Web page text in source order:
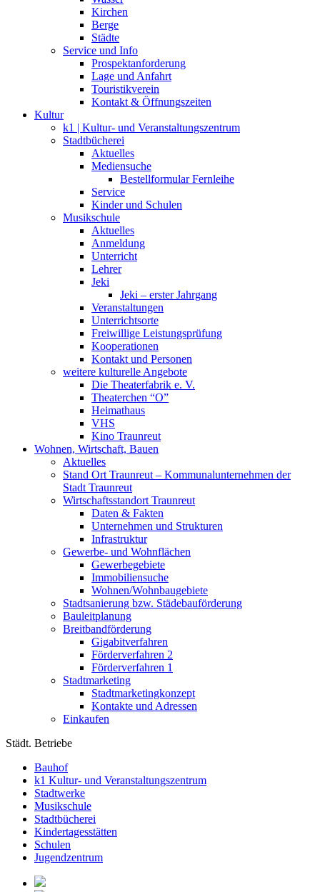
Kirchen
Berge
Städte
Service und Info
Prospektanforderung
Lage und Anfahrt
Touristikverein
Kontakt & Öffnungszeiten
Kultur
k1 | Kultur- und Veranstaltungszentrum
Stadtbücherei
Aktuelles
Mediensuche
Bestellformular Fernleihe
Service
Kinder und Schulen
Musikschule
Aktuelles
Anmeldung
Unterricht
Lehrer
Jeki
Jeki – erster Jahrgang
Veranstaltungen
Unterrichtsorte
Freiwillige Leistungsprüfung
Kooperationen
Kontakt und Personen
weitere kulturelle Angebote
Die Theaterfabrik e. V.
Theaterchen “O”
Heimathaus
VHS
Kino Traunreut
Wohnen, Wirtschaft, Bauen
Aktuelles
Stand Ort Traunreut – Kommunalunternehmen der
Stadt Traunreut
Wirtschaftsstandort Traunreut
Daten & Fakten
Unternehmen und Strukturen
Infrastruktur
Gewerbe- und Wohnflächen
Gewerbegebiete
Immobiliensuche
Wohnen/Wohnbaugebiete
Stadtsanierung bzw. Städebauförderung
Bauleitplanung
Breitbandförderung
Gigabitverfahren
Förderverfahren 2
Förderverfahren 1
Stadtmarketing
Stadtmarketingkonzept
Kontakte und Adressen
Einkaufen
Städt. Betriebe
Bauhof
k1 Kultur- und Veranstaltungszentrum
Stadtwerke
Musikschule
Stadtbücherei
Kindertagesstätten
Schulen
Jugendzentrum